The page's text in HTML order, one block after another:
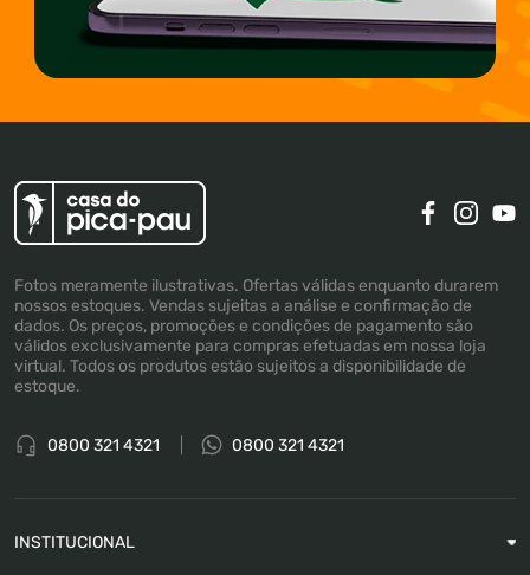
Fotos meramente ilustrativas. Ofertas válidas enquanto durarem
nossos estoques. Vendas sujeitas a análise e confirmação de
dados. Os preços, promoções e condições de pagamento são
válidos exclusivamente para compras efetuadas em nossa loja
virtual. Todos os produtos estão sujeitos a disponibilidade de
estoque.
0800 321 4321 0800 321 4321
INSTITUCIONAL